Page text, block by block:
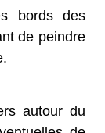
bords des
de peindre
autour du